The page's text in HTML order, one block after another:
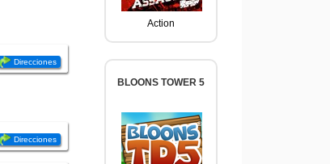
Direcciones
Direcciones
Action
BLOONS TOWER 5